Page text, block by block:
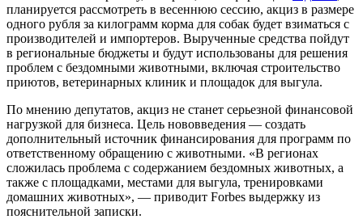
планируется рассмотреть в весеннюю сессию, акциз в размере
одного рубля за килограмм корма для собак будет взиматься с
производителей и импортеров. Вырученные средства пойдут
в региональные бюджеты и будут использованы для решения
проблем с бездомными животными, включая строительство
приютов, ветеринарных клиник и площадок для выгула.
По мнению депутатов, акциз не станет серьезной финансовой
нагрузкой для бизнеса. Цель нововведения — создать
дополнительный источник финансирования для программ по
ответственному обращению с животными. «В регионах
сложилась проблема с содержанием бездомных животных, а
также с площадками, местами для выгула, тренировками
домашних животных», — приводит Forbes выдержку из
пояснительной записки.